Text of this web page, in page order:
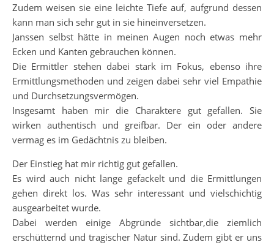
Zudem weisen sie eine leichte Tiefe auf, aufgrund dessen
kann man sich sehr gut in sie hineinversetzen.
Janssen selbst hätte in meinen Augen noch etwas mehr
Ecken und Kanten gebrauchen können.
Die Ermittler stehen dabei stark im Fokus, ebenso ihre
Ermittlungsmethoden und zeigen dabei sehr viel Empathie
und Durchsetzungsvermögen.
Insgesamt haben mir die Charaktere gut gefallen. Sie
wirken authentisch und greifbar. Der ein oder andere
vermag es im Gedächtnis zu bleiben.
Der Einstieg hat mir richtig gut gefallen.
Es wird auch nicht lange gefackelt und die Ermittlungen
gehen direkt los. Was sehr interessant und vielschichtig
ausgearbeitet wurde.
Dabei werden einige Abgründe sichtbar,die ziemlich
erschütternd und tragischer Natur sind. Zudem gibt er uns